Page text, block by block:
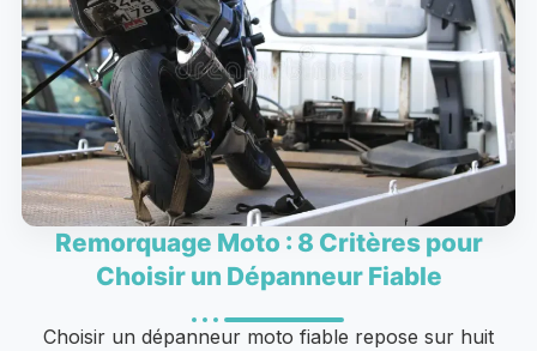
Remorquage Moto : 8 Critères pour
Choisir un Dépanneur Fiable
Choisir un dépanneur moto fiable repose sur huit